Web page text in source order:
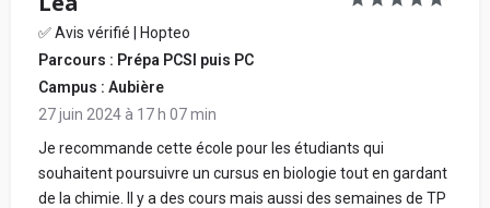
✅ Avis vérifié | Hopteo
Parcours : Prépa PCSI puis PC
Campus : Aubière
27 juin 2024 à 17 h 07 min
Je recommande cette école pour les étudiants qui
souhaitent poursuivre un cursus en biologie tout en gardant
de la chimie. Il y a des cours mais aussi des semaines de TP